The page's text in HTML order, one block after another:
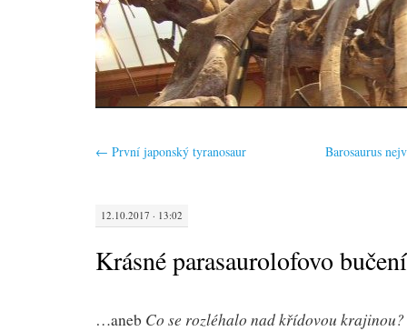
← První japonský tyranosaur Barosaurus
12.10.2017 · 13:02
Krásné parasaurolofovo bučení
…aneb Co se rozléhalo nad křídovou krajinou?